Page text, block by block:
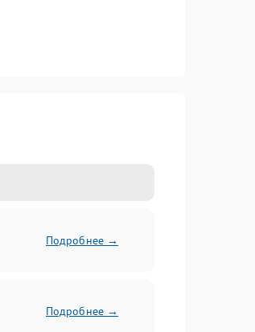
Подробнее →
Подробнее →